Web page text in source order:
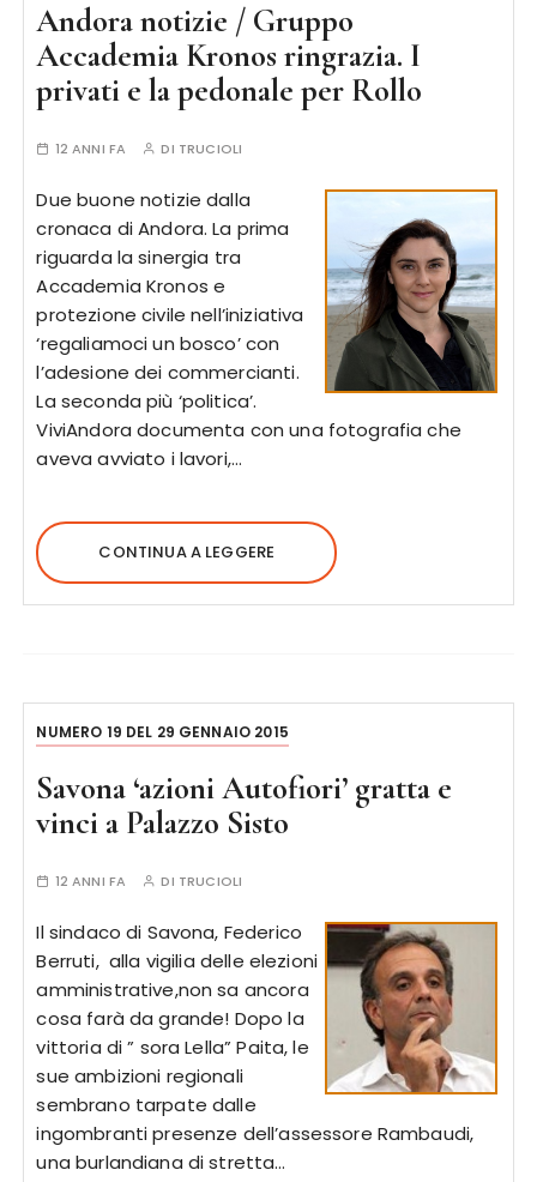
Andora notizie / Gruppo
Accademia Kronos ringrazia. I
privati e la pedonale per Rollo
12 ANNI FA DI TRUCIOLI
Due buone notizie dalla
cronaca di Andora. La prima
riguarda la sinergia tra
Accademia Kronos e
protezione civile nell’iniziativa
‘regaliamoci un bosco’ con
l’adesione dei commercianti.
La seconda più ‘politica’.
ViviAndora documenta con una fotografia che
aveva avviato i lavori,…
CONTINUA A LEGGERE
NUMERO 19 DEL 29 GENNAIO 2015
Savona ‘azioni Autofiori’ gratta e
vinci a Palazzo Sisto
12 ANNI FA DI TRUCIOLI
Il sindaco di Savona, Federico
Berruti, alla vigilia delle elezioni
amministrative,non sa ancora
cosa farà da grande! Dopo la
vittoria di ” sora Lella” Paita, le
sue ambizioni regionali
sembrano tarpate dalle
ingombranti presenze dell’assessore Rambaudi,
una burlandiana di stretta…